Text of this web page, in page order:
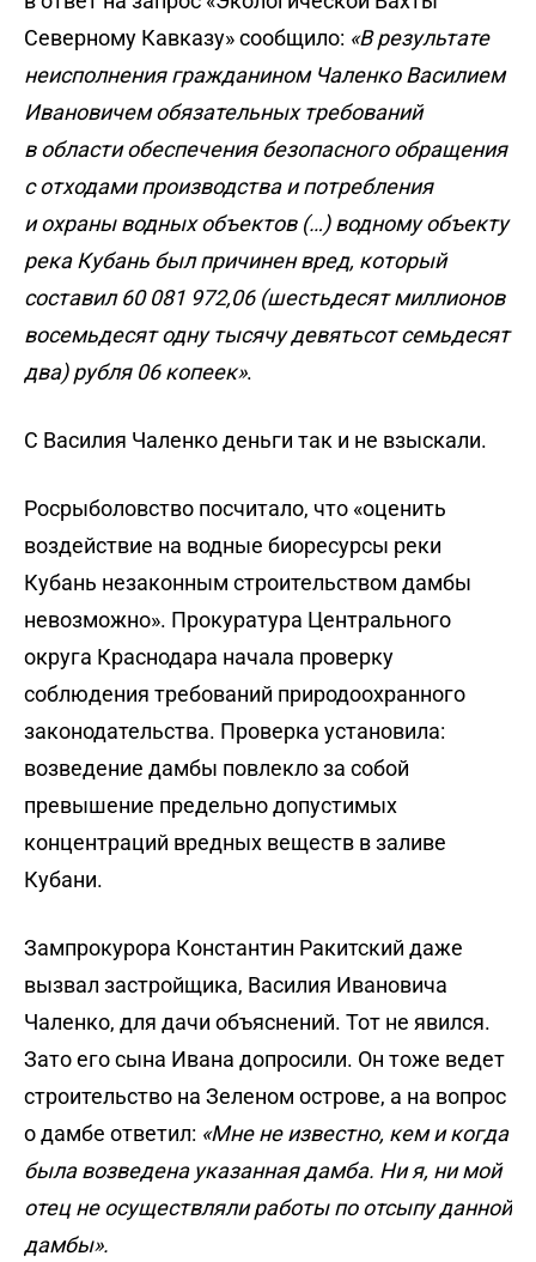
Северному Кавказу» сообщило: «В результате
неисполнения гражданином Чаленко Василием
Ивановичем обязательных требований
в области обеспечения безопасного обращения
с отходами производства и потребления
и охраны водных объектов (…) водному объекту
река Кубань был причинен вред, который
составил 60 081 972,06 (шестьдесят миллионов
восемьдесят одну тысячу девятьсот семьдесят
два) рубля 06 копеек».
С Василия Чаленко деньги так и не взыскали.
Росрыболовство посчитало, что «оценить
воздействие на водные биоресурсы реки
Кубань незаконным строительством дамбы
невозможно». Прокуратура Центрального
округа Краснодара начала проверку
соблюдения требований природоохранного
законодательства. Проверка установила:
возведение дамбы повлекло за собой
превышение предельно допустимых
концентраций вредных веществ в заливе
Кубани.
Зампрокурора Константин Ракитский даже
вызвал застройщика, Василия Ивановича
Чаленко, для дачи объяснений. Тот не явился.
Зато его сына Ивана допросили. Он тоже ведет
строительство на Зеленом острове, а на вопрос
о дамбе ответил: «Мне не известно, кем и когда
была возведена указанная дамба. Ни я, ни мой
отец не осуществляли работы по отсыпу данной
дамбы».